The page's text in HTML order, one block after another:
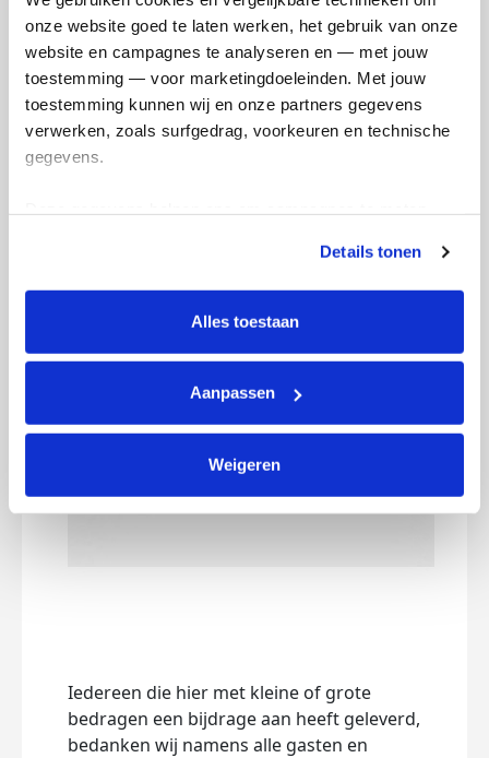
onze website goed te laten werken, het gebruik van onze
website en campagnes te analyseren en — met jouw
toestemming — voor marketingdoeleinden. Met jouw
toestemming kunnen wij en onze partners gegevens
verwerken, zoals surfgedrag, voorkeuren en technische
gegevens.
tonen. Je kunt je toestemming op elk moment wijzigen of
intrekken via Cookie instellingen onderaan de pagina. De
lijst met cookies is te vinden in het tabblad “details”.
Details tonen
Alles toestaan
Aanpassen
Weigeren
We zijn de € 4000,-
gepasseerd!
donderdag 17 december 2020
Iedereen die hier met kleine of grote
bedragen een bijdrage aan heeft geleverd,
bedanken wij namens alle gasten en